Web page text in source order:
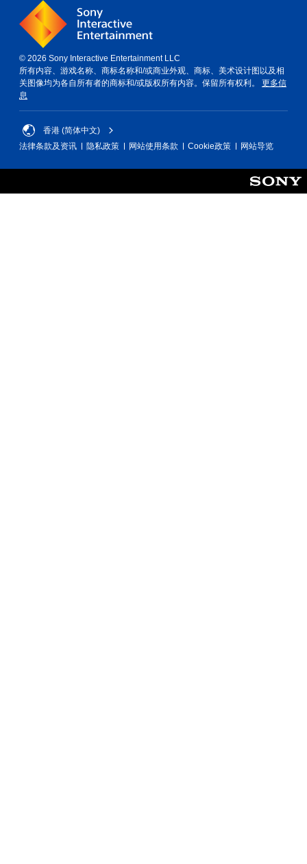
© 2026 Sony Interactive Entertainment LLC
所有内容、游戏名称、商标名称和/或商业外观、商标、美术设计图以及相
关图像均为各自所有者的商标和/或版权所有内容。保留所有权利。 更多信
息
香港 (简体中文)
法律条款及资讯
隐私政策 网站使用条款 Cookie政策 网站导览